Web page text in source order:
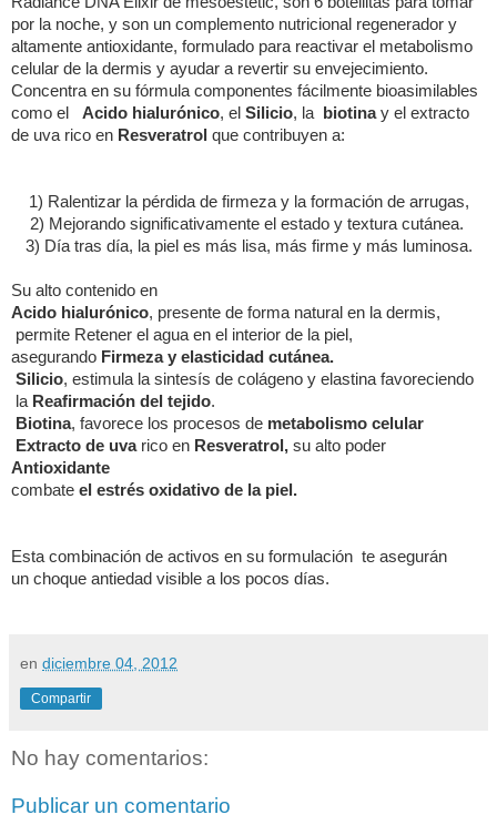
por la noche, y son un complemento nutricional regenerador y
altamente antioxidante, formulado para reactivar el metabolismo
celular de la dermis y ayudar a revertir su envejecimiento.
Concentra en su fórmula componentes fácilmente bioasimilables
como el
Acido hialurónico, el Silicio, la biotinay el extracto
de uva rico en Resveratrol que contribuyen a:
1) Ralentizar la pérdida de firmeza y la formación de arrugas,
2) Mejorando significativamente el estado y textura cutánea.
3) Día tras día, la piel es más lisa, más firme y más luminosa.
Su alto contenido en
Acido hialurónico, presente de forma natural en la dermis,
permite Retener el agua en el interior de la piel,
asegurando Firmeza y elasticidad cutánea.
Silicio, estimula la sintesís de colágeno y elastina favoreciendo
la Reafirmación del tejido.
Biotina, favorece los procesos de metabolismo celular
Extracto de uvarico en Resveratrol, su alto poder
Antioxidante
combate el estrés oxidativo de la piel.
Esta combinación de activos en su formulación te asegurán
un choque antiedad visible a los pocos días.
en diciembre 04, 2012
Compartir
No hay comentarios:
Publicar un comentario